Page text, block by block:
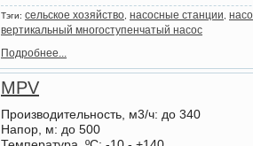
Тэги: сельское хозяйство насосные станции
вертикальный многоступенчатый насос
Подробнее...
MPV
Производительность, м3/ч: до 340
Напор, м: до 500